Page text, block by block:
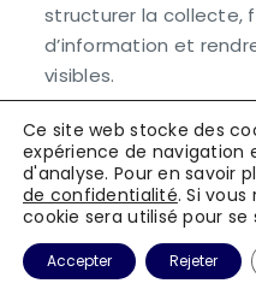
structurer la collecte,
d’information et
visibles.
Cas d’usage concret :
Un technicien de
non-conformité sur
ouvre Picomto sur sa
formulaire guidé,
l’anomalie et soumet
Ce site web stocke des
expérience de navigation
d'analyse. Pour en savoir
de confidentialité. Si vous
cookie sera utilisé pour
Accepter Rejeter